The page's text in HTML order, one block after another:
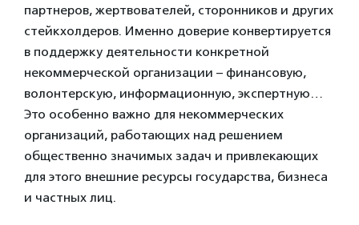
партнеров, жертвователей, сторонников и других
стейкхолдеров. Именно доверие конвертируется
в поддержку деятельности конкретной
некоммерческой организации – финансовую,
волонтерскую, информационную, экспертную…
Это особенно важно для некоммерческих
организаций, работающих над решением
общественно значимых задач и привлекающих
для этого внешние ресурсы государства, бизнеса
и частных лиц.